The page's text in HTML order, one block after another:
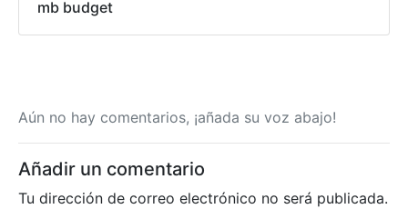
mb budget
Aún no hay comentarios, ¡añada su voz abajo!
Añadir un comentario
Tu dirección de correo electrónico no será publicada.